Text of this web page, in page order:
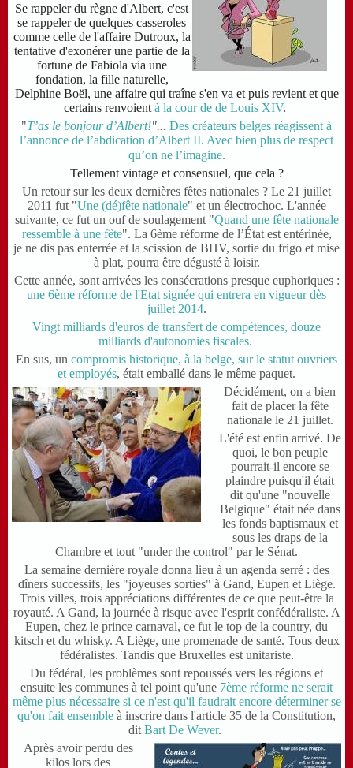
Se rappeler du règne d'Albert, c'est
se rappeler de quelques casseroles
comme celle de l'affaire Dutroux, la
tentative d'exonérer une partie de la
fortune de Fabiola via une
fondation, la fille naturelle,
Delphine Boël, une affaire qui traîne s'en va et puis revient et que
certains renvoient à la cour de de Louis XIV.
"T’as le bonjour d’Albert!"... Des créateurs belges réagissent à
l’annonce de l’abdication d’Albert II. Avec bien plus de respect
qu’on ne l’imagine.
Tellement vintage et consensuel, que cela ?
Un retour sur les deux dernières fêtes nationales ? Le 21 juillet
2011 fut "Une (dé)fête nationale" et un électrochoc. L'année
suivante, ce fut un ouf de soulagement "Quand une fête nationale
ressemble à une fête". La 6ème réforme de l’État est entérinée,
je ne dis pas enterrée et la scission de BHV, sortie du frigo et mise
à plat, pourra être dégusté à loisir.
Cette année, sont arrivées les consécrations presque euphoriques :
une 6ème réforme de l'Etat signée qui entrera en vigueur dès
juillet 2014.
Vingt milliards d'euros de transfert de compétences, douze
milliards d'autonomies fiscales.
En sus, un compromis historique, à la belge, sur le statut ouvriers
et employés, était emballé dans le même paquet.
Décidément, on a bien
fait de placer la fête
nationale le 21 juillet.
L'été est enfin arrivé. De
quoi, le bon peuple
pourrait-il encore se
plaindre puisqu'il était
dit qu'une "nouvelle
Belgique" était née dans
les fonds baptismaux et
sous les draps de la
Chambre et tout "under the control" par le Sénat.
La semaine dernière royale donna lieu à un agenda serré : des
dîners successifs, les "joyeuses sorties" à Gand, Eupen et Liège.
Trois villes, trois appréciations différentes de ce que peut-être la
royauté. A Gand, la journée à risque avec l'esprit confédéraliste. A
Eupen, chez le prince carnaval, ce fut le top de la country, du
kitsch et du whisky. A Liège, une promenade de santé. Tous deux
fédéralistes. Tandis que Bruxelles est unitariste.
Du fédéral, les problèmes sont repoussés vers les régions et
ensuite les communes à tel point qu'une 7ème réforme ne serait
même plus nécessaire si ce n'est qu'il faudrait encore déterminer se
qu'on fait ensemble à inscrire dans l'article 35 de la Constitution,
dit Bart De Wever.
Après avoir perdu des
kilos lors des